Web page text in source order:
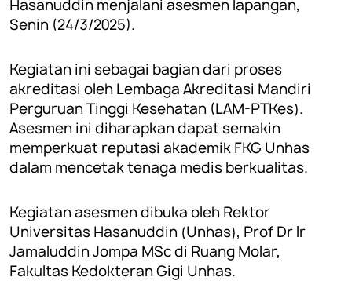
Hasanuddin menjalani asesmen lapangan,
Senin (24/3/2025).
Kegiatan ini sebagai bagian dari proses
akreditasi oleh Lembaga Akreditasi Mandiri
Perguruan Tinggi Kesehatan (LAM-PTKes).
Asesmen ini diharapkan dapat semakin
memperkuat reputasi akademik FKG Unhas
dalam mencetak tenaga medis berkualitas.
Kegiatan asesmen dibuka oleh Rektor
Universitas Hasanuddin (Unhas), Prof Dr Ir
Jamaluddin Jompa MSc di Ruang Molar,
Fakultas Kedokteran Gigi Unhas.